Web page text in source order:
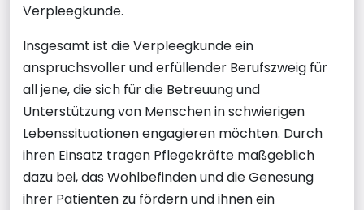
Verpleegkunde.
Insgesamt ist die Verpleegkunde ein
anspruchsvoller und erfüllender Berufszweig für
all jene, die sich für die Betreuung und
Unterstützung von Menschen in schwierigen
Lebenssituationen engagieren möchten. Durch
ihren Einsatz tragen Pflegekräfte maßgeblich
dazu bei, das Wohlbefinden und die Genesung
ihrer Patienten zu fördern und ihnen ein